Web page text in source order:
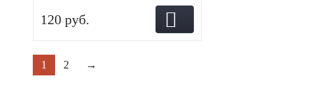
120 руб.
1 2 →